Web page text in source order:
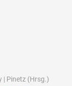
| Pinetz (Hrsg.)